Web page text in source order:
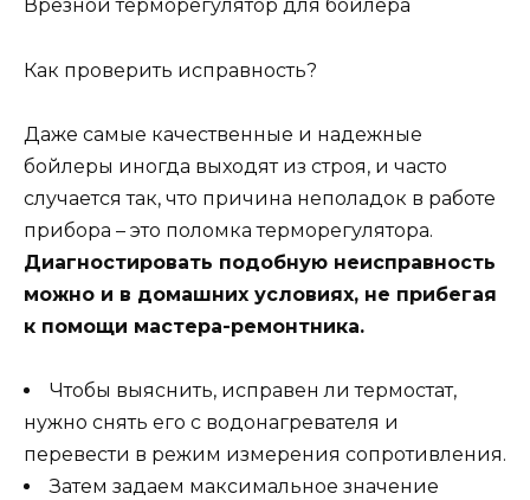
Врезной терморегулятор для бойлера
Как проверить исправность?
Даже самые качественные и надежные
бойлеры иногда выходят из строя, и часто
случается так, что причина неполадок в работе
прибора – это поломка терморегулятора.
Диагностировать подобную неисправность
можно и в домашних условиях, не прибегая
к помощи мастера-ремонтника.
Чтобы выяснить, исправен ли термостат,
нужно снять его с водонагревателя и
перевести в режим измерения сопротивления.
Затем задаем максимальное значение